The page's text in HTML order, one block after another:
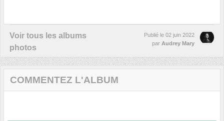
Voir tous les albums
photos
Publié le 02 juin 2022
par Audrey Mary
COMMENTEZ L'ALBUM